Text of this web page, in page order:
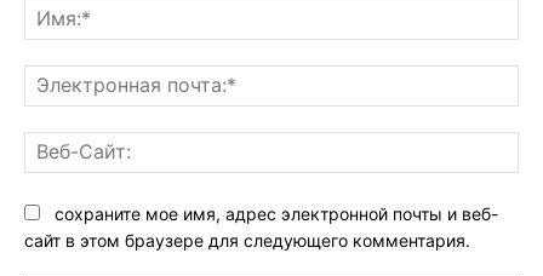
сохраните мое имя, адрес электронной почты и веб-
сайт в этом браузере для следующего комментария.